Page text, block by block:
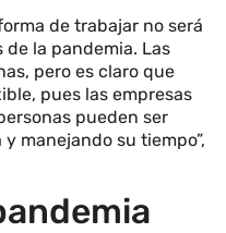
de trabajar no será
la pandemia. Las
pero es claro que
pues las empresas
pueden ser
manejando su tiempo”,